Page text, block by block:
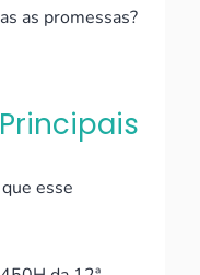
as promessas?
esse